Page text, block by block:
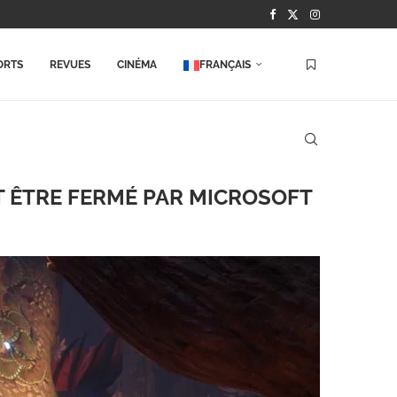
REVUES CINÉMA FRANÇAIS
FERMÉ PAR MICROSOFT